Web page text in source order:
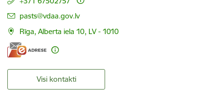
E-pasts:
pasts@vdaa.gov.lv
Rīga, Alberta iela 10, LV - 1010
Visi kontakti